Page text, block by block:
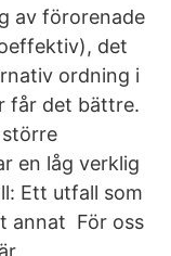
av förorenade
det
ordning i
får det bättre.
en låg verklig
Ett utfall som
annat För oss